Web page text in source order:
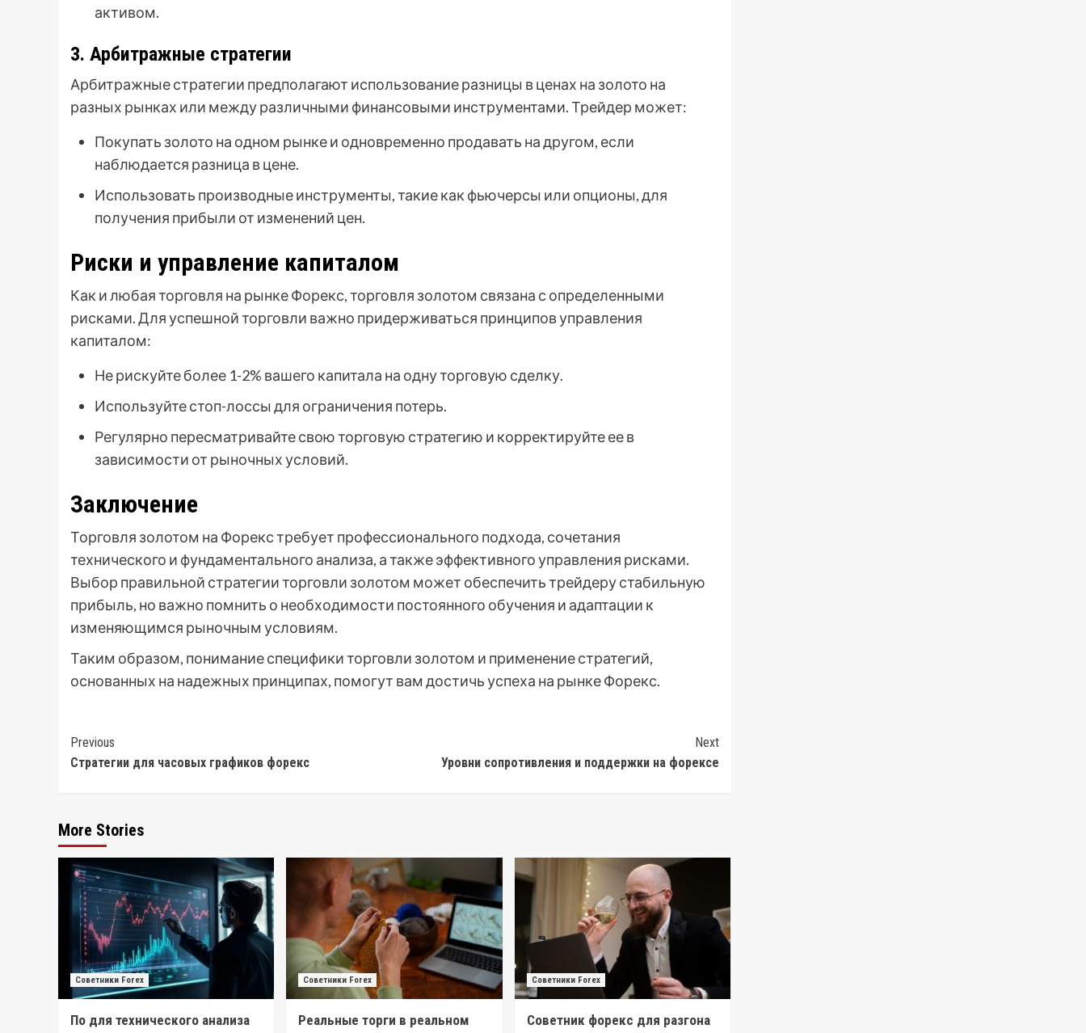
активом.
3. Арбитражные стратегии
Арбитражные стратегии предполагают использование разницы в ценах на золото на
разных рынках или между различными финансовыми инструментами. Трейдер может:
Покупать золото на одном рынке и одновременно продавать на другом, если
наблюдается разница в цене.
Использовать производные инструменты, такие как фьючерсы или опционы, для
получения прибыли от изменений цен.
Риски и управление капиталом
Как и любая торговля на рынке Форекс, торговля золотом связана с определенными
рисками. Для успешной торговли важно придерживаться принципов управления
капиталом:
Не рискуйте более 1-2% вашего капитала на одну торговую сделку.
Используйте стоп-лоссы для ограничения потерь.
Регулярно пересматривайте свою торговую стратегию и корректируйте ее в
зависимости от рыночных условий.
Заключение
Торговля золотом на Форекс требует профессионального подхода, сочетания
технического и фундаментального анализа, а также эффективного управления рисками.
Выбор правильной стратегии торговли золотом может обеспечить трейдеру стабильную
прибыль, но важно помнить о необходимости постоянного обучения и адаптации к
изменяющимся рыночным условиям.
Таким образом, понимание специфики торговли золотом и применение стратегий,
основанных на надежных принципах, помогут вам достичь успеха на рынке Форекс.
Post
Navigation
Previous
Стратегии для часовых графиков форекс
Next
Уровни сопротивления и поддержки на форексе
More Stories
Советники Forex
По для технического анализа
Советники Forex
Реальные торги в реальном
Советники Forex
Советник форекс для разгона